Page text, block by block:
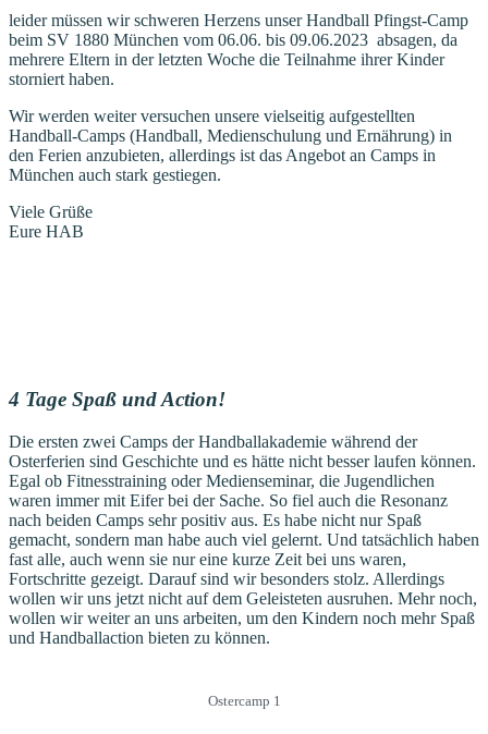
leider müssen wir schweren Herzens unser Handball Pfingst-Camp
beim SV 1880 München vom 06.06. bis 09.06.2023 absagen, da
mehrere Eltern in der letzten Woche die Teilnahme ihrer Kinder
storniert haben.
Wir werden weiter versuchen unsere vielseitig aufgestellten
Handball-Camps (Handball, Medienschulung und Ernährung) in
den Ferien anzubieten, allerdings ist das Angebot an Camps in
München auch stark gestiegen.
Viele Grüße
Eure HAB
4 Tage Spaß und Action!
Die ersten zwei Camps der Handballakademie während der
Osterferien sind Geschichte und es hätte nicht besser laufen können.
Egal ob Fitnesstraining oder Medienseminar, die Jugendlichen
waren immer mit Eifer bei der Sache. So fiel auch die Resonanz
nach beiden Camps sehr positiv aus. Es habe nicht nur Spaß
gemacht, sondern man habe auch viel gelernt. Und tatsächlich haben
fast alle, auch wenn sie nur eine kurze Zeit bei uns waren,
Fortschritte gezeigt. Darauf sind wir besonders stolz. Allerdings
wollen wir uns jetzt nicht auf dem Geleisteten ausruhen. Mehr noch,
wollen wir weiter an uns arbeiten, um den Kindern noch mehr Spaß
und Handballaction bieten zu können.
Ostercamp 1